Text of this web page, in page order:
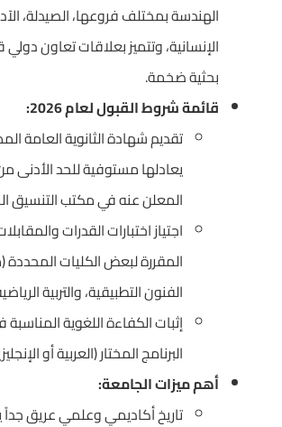
الهندسة بمختلف فروعها، الصيدلة،
الإنسانية، وتتميز بعلاقات تعاون دولي
بحثية ضخمة.
قائمة شروط القبول لعام 2026:
تقديم شهادة الثانوية العامة
يعادلها مستوفية للحد الأدنى
المعلن عنه في مكتب التنسيق
اجتياز اختبارات القدرات
المقررة لبعض الكليات المحددة
الفنون التطبيقية، والتربية
إثبات الكفاءة اللغوية
البرنامج المختار (العربية أو
أهم ميزات الجامعة:
تاريخ أكاديمي وعلمي عريق